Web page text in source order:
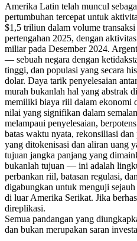
Amerika Latin telah muncul
pertumbuhan tercepat untuk
$1,5 triliun dalam volume transaksi
pertengahan 2025, dengan
miliar pada Desember 2024.
— sebuah negara dengan
tinggi, dan populasi yang secara
dolar. Daya tarik penyelesaian
murah bukanlah hal yang abstrak
memiliki biaya riil dalam ekonomi
nilai yang signifikan dalam
melampaui penyelesaian,
batas waktu nyata, rekonsiliasi
yang ditokenisasi dan aliran uang
tujuan jangka panjang yang
bukanlah tujuan — ini adalah
perbankan riil, batasan regulasi,
digabungkan untuk menguji
di luar Amerika Serikat. Jika
direplikasi.
Semua pandangan yang
dan bukan merupakan saran